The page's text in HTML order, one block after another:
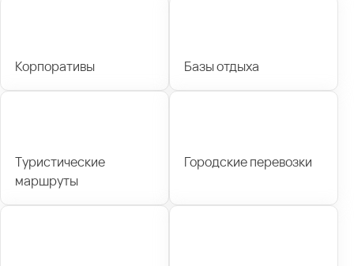
Корпоративы Базы отдыха
Туристические
маршруты
Городские перевозки